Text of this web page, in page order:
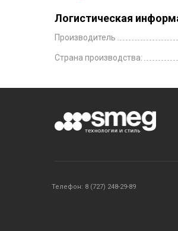
Логистическая
Производитель
Страна производства:
Телефон: 8 (727) 248-29-89